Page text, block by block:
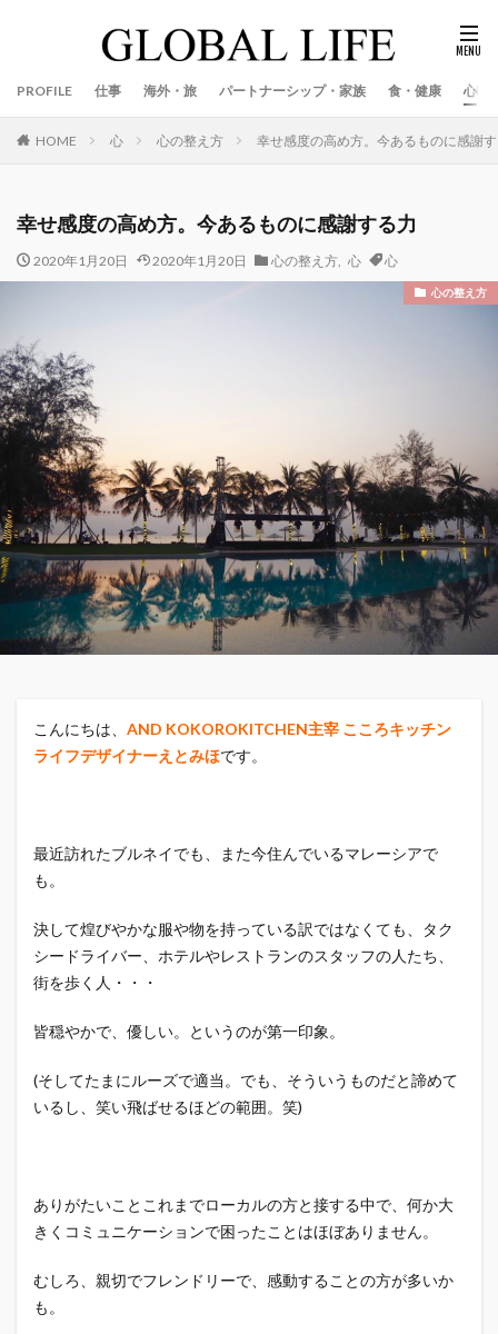
PROFILE 仕事 海外・旅 パートナーシップ・家族 食・健康 心
HOME 心 心の整え方 幸せ感度の高め方。今あるものに感謝
幸せ感度の高め方。今あるものに感謝する力
2020年1月20日 2020年1月20日 心の整え方, 心 心
心の整え方
こんにちは、 AND KOKOROKITCHEN主宰 こころキッチン
ライフデザイナーえとみほです。
最近訪れたブルネイでも、また今住んでいるマレーシアで
も。
決して煌びやかな服や物を持っている訳ではなくても、タク
シードライバー、ホテルやレストランのスタッフの人たち、
街を歩く人・・・
皆穏やかで、優しい。というのが第一印象。
(そしてたまにルーズで適当。でも、そういうものだと諦めて
いるし、笑い飛ばせるほどの範囲。笑)
ありがたいことこれまでローカルの方と接する中で、何か大
きくコミュニケーションで困ったことはほぼありません。
むしろ、親切でフレンドリーで、感動することの方が多いか
も。